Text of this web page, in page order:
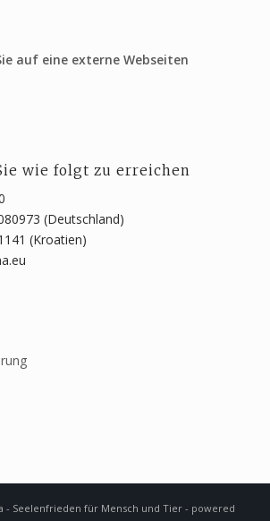
auf eine externe Webseiten
wie folgt zu erreichen
(Deutschland)
(Kroatien)
- Seelenfrieden für Mensch und Tier - powered